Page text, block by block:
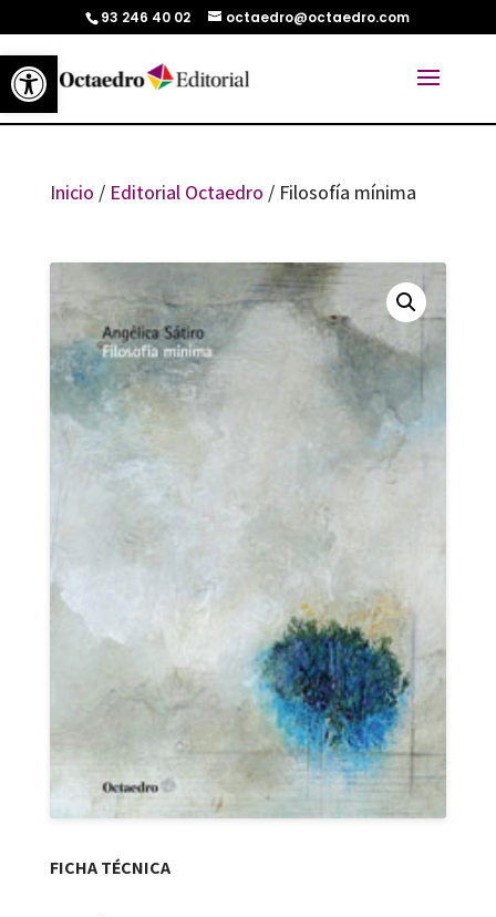
Abrir barra de herramientas
93 246 40 02 octaedro@octaedro.com
Inicio / Editorial Octaedro / Filosofía mínima
FICHA TÉCNICA